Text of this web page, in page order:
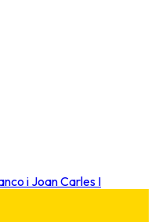
i Joan Carles I